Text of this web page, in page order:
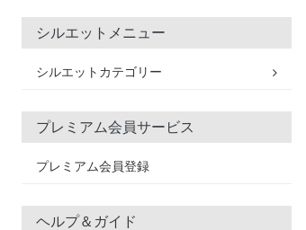
シルエットメニュー
シルエットカテゴリー
プレミアム会員サービス
プレミアム会員登録
ヘルプ＆ガイド